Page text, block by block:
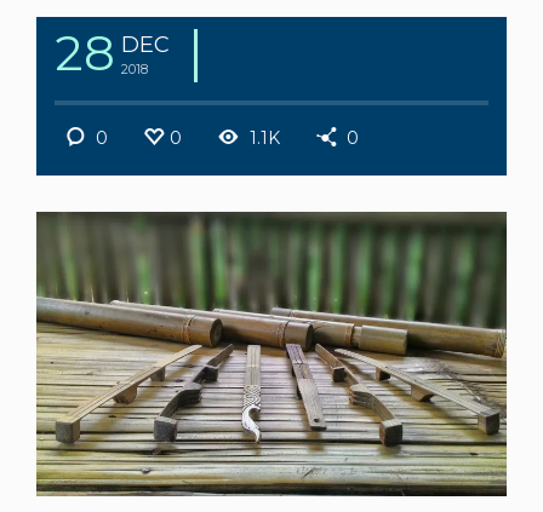
28 DEC
2018
0 0 1.1K 0